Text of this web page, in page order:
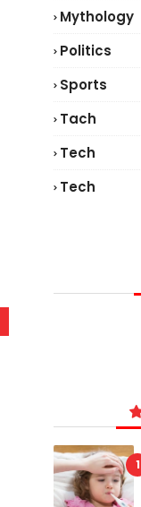
Mythology
Politics
Sports
Tach
Tech
Tech